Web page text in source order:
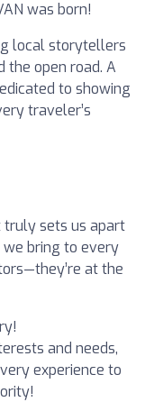
was born!
local storytellers
the open road. A
to showing
traveler’s
truly sets us apart
we bring to every
at the
and needs,
experience to